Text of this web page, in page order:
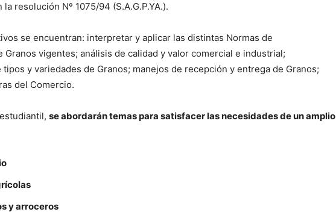
la resolución Nº 1075/94 (S.A.G.P.YA.).
se encuentran: interpretar y aplicar las distintas Normas de
Granos vigentes; análisis de calidad y valor comercial e industrial;
y variedades de Granos; manejos de recepción y entrega de Granos;
del Comercio.
se abordarán temas para satisfacer las necesidades de un amplio
y arroceros